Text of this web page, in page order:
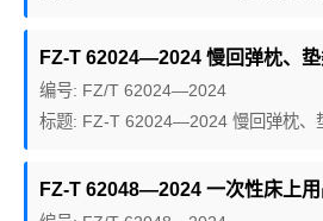
FZ-T 62024—2024 慢回弹枕、
编号: FZ/T 62024—2024
标题: FZ-T 62024—2024 慢回弹枕、
FZ-T 62048—2024 一次性床上